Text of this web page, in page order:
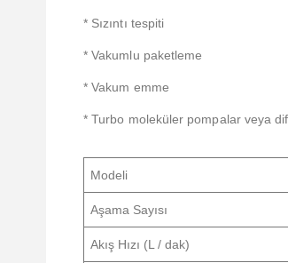
* Sızıntı tespiti
* Vakumlu paketleme
* Vakum emme
* Turbo moleküler pompalar veya
Modeli
Aşama Sayısı
Akış Hızı (L / dak)